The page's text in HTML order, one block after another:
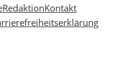
RedaktionKontakt